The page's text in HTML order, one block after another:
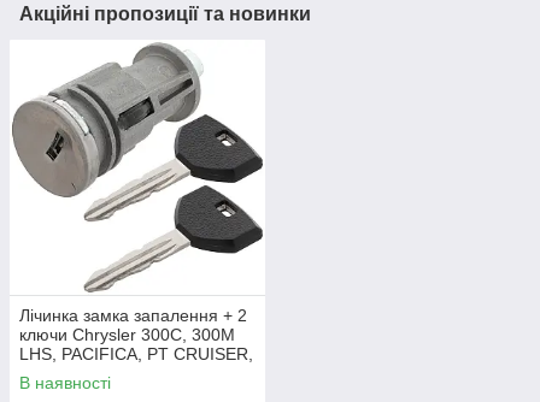
Акційні пропозиції та новинки
Лічинка замка запалення + 2
ключи Chrysler 300C, 300M
LHS, PACIFICA, PT CRUISER,
SEBRING 5003843AB
В наявності